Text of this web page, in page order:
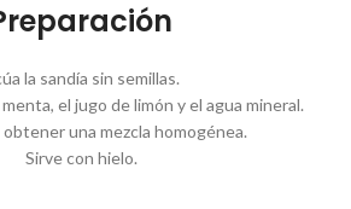
la sandía sin semillas.
el jugo de limón y el agua mineral.
una mezcla homogénea.
Sirve con hielo.